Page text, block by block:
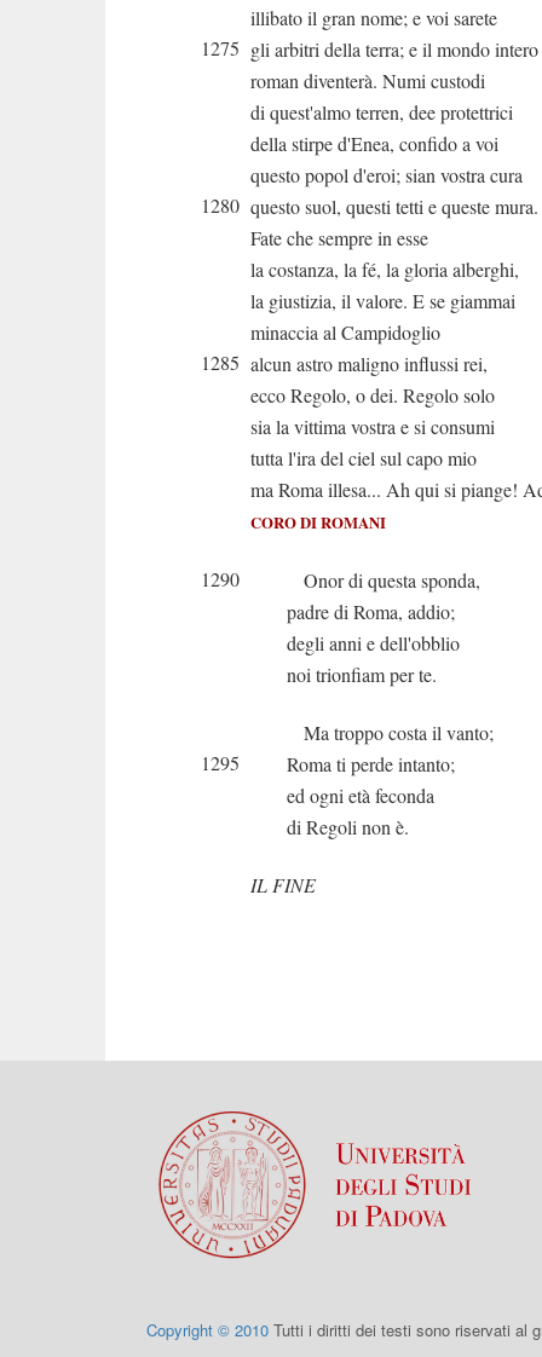
illibato il gran nome; e voi sarete
1275 gli arbitri della terra; e il mondo intero
roman diventerà. Numi custodi
di quest'almo terren, dee protettrici
della stirpe d'Enea, confido a voi
questo popol d'eroi; sian vostra cura
1280 questo suol, questi tetti e queste mura.
Fate che sempre in esse
la costanza, la fé, la gloria alberghi,
la giustizia, il valore. E se giammai
minaccia al Campidoglio
1285 alcun astro maligno influssi rei,
ecco Regolo, o dei. Regolo solo
sia la vittima vostra e si consumi
tutta l'ira del ciel sul capo mio
ma Roma illesa... Ah qui si piange!
CORO DI ROMANI
1290
Onor di questa sponda,
padre di Roma, addio;
degli anni e dell'obblio
noi trionfiam per te.
Ma troppo costa il vanto;
1295
Roma ti perde intanto;
ed ogni età feconda
di Regoli non è.
IL FINE
Copyright © 2010 Tutti i diritti dei testi sono riservati al